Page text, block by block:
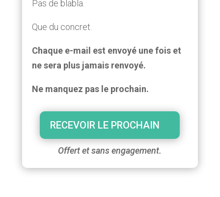
Pas de blabla.
Que du concret.
Chaque e-mail est envoyé une fois et
ne sera plus jamais renvoyé.
Ne manquez pas le prochain.
RECEVOIR LE PROCHAIN
Offert et sans engagement.